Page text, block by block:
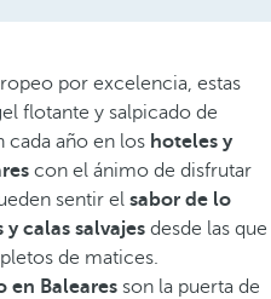
por excelencia, estas
flotante y salpicado de
cada año en los hoteles y
con el ánimo de disfrutar
sentir el sabor de lo
calas salvajes desde las que
de matices.
en Baleares son la puerta de